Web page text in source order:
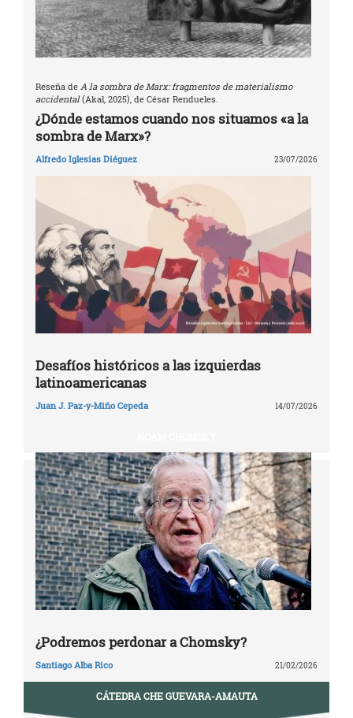
Reseña de A la sombra de Marx: fragmentos de materialismo
accidental(Akal, 2025), de César Rendueles.
¿Dónde estamos cuando nos situamos «a la
sombra de Marx»?
Alfredo Iglesias Diéguez 23/07/2026
Desafíos históricos a las izquierdas
latinoamericanas
Juan J. Paz-y-Miño Cepeda 14/07/2026
¿Podremos perdonar a Chomsky?
Santiago Alba Rico 21/02/2026
CÁTEDRA CHE GUEVARA-AMAUTA